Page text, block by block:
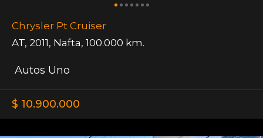
Chrysler Pt Cruiser
AT, 2011, Nafta, 100.000 km.
Autos Uno
$ 10.900.000